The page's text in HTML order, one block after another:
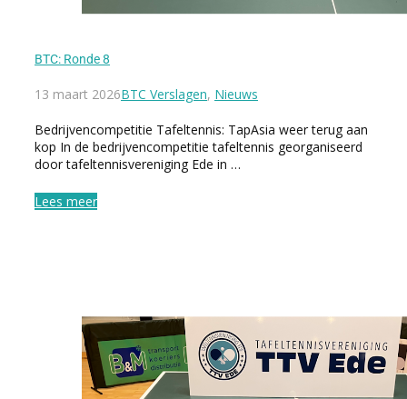
BTC: Ronde 8
13 maart 2026BTC Verslagen, Nieuws
Bedrijvencompetitie Tafeltennis: TapAsia weer terug aan
kop In de bedrijvencompetitie tafeltennis georganiseerd
door tafeltennisvereniging Ede in …
Lees meer